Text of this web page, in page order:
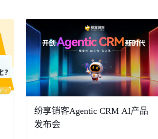
纷享销客Agentic CRM AI产品
发布会